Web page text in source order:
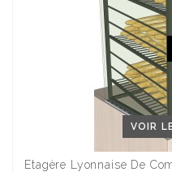
VOIR
Etagère Lyonnaise De